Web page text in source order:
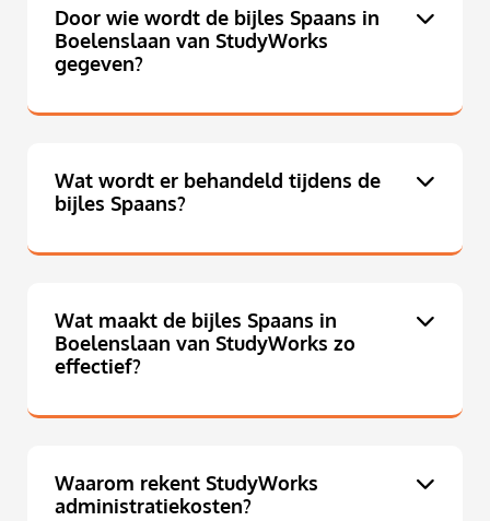
Door wie wordt de bijles Spaans in
Boelenslaan van StudyWorks
gegeven?
Wat wordt er behandeld tijdens de
bijles Spaans?
Wat maakt de bijles Spaans in
Boelenslaan van StudyWorks zo
effectief?
Waarom rekent StudyWorks
administratiekosten?